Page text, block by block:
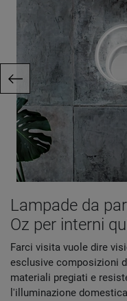
Lampade da
Oz per interni
Farci visita vuole dire
esclusive composizioni
materiali pregiati e
l'illuminazione